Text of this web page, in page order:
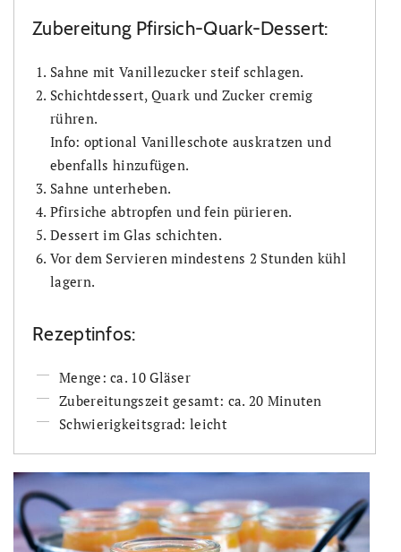
Zubereitung Pfirsich-Quark-Dessert:
Sahne mit Vanillezucker steif schlagen.
Schichtdessert, Quark und Zucker cremig
rühren.
Info: optional Vanilleschote auskratzen und
ebenfalls hinzufügen.
Sahne unterheben.
Pfirsiche abtropfen und fein pürieren.
Dessert im Glas schichten.
Vor dem Servieren mindestens 2 Stunden kühl
lagern.
Rezeptinfos:
Menge: ca. 10 Gläser
Zubereitungszeit gesamt: ca. 20 Minuten
Schwierigkeitsgrad: leicht